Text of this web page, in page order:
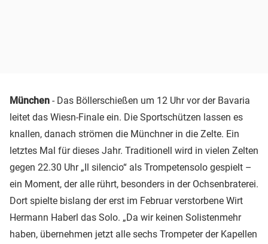
München - Das Böllerschießen um 12 Uhr vor der Bavaria
leitet das Wiesn-Finale ein. Die Sportschützen lassen es
knallen, danach strömen die Münchner in die Zelte. Ein
letztes Mal für dieses Jahr. Traditionell wird in vielen Zelten
gegen 22.30 Uhr „Il silencio“ als Trompetensolo gespielt –
ein Moment, der alle rührt, besonders in der Ochsenbraterei.
Dort spielte bislang der erst im Februar verstorbene Wirt
Hermann Haberl das Solo. „Da wir keinen Solistenmehr
haben, übernehmen jetzt alle sechs Trompeter der Kapellen